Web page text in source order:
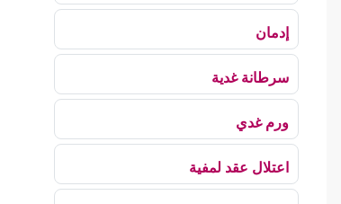
إدمان
سرطانة غدية
ورم غدي
اعتلال عقد لمفية